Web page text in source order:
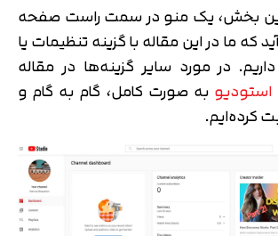
بخش، یک منو در سمت راست صفحه
که ما در این مقاله با گزینه تنظیمات یا
به صورت کامل، گام به گام و
کرده‌ایم.